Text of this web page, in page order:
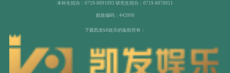
本科生招办：0719-8891093 研究生招办：0719-8878051
邮政编码：442000
下载凯发k8娱乐的版权所有：